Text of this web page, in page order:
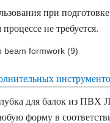
при
не требуется.
для балок из ПВХ
форму в